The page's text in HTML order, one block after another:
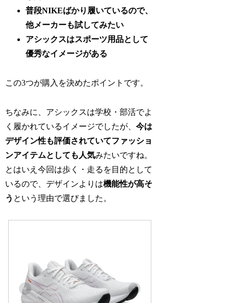
普段NIKEばかり履いているので、
他メーカーも試してみたい
アシックスはスポーツ用品として
優秀なイメージがある
この3つが購入を決めたポイントです。
ちなみに、アシックスは学校・部活でよ
く履かれているイメージでしたが、今は
デザイン性も評価されていてファッショ
ンアイテムとしても人気みたいですね。
とはいえ今回は歩く・走るを目的として
いるので、デザインよりは機能性が高そ
う という理由で選びました。